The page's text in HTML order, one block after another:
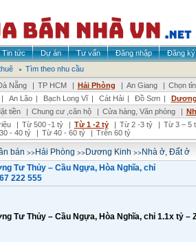
Tin tức Dự án Tư vấn Đăng nhập Đăng ký
Tìm theo nhu cầu
Nẵng | TP HCM | Hải Phòng | An Giang | Chọn
| An Lão | Bạch Long Vĩ | Cát Hải | Đồ Sơn |
tiền | Chung cư ,căn hộ | Cửa hàng, Văn phòng |
| Từ 500 -1 tỷ | Từ 1 -2 tỷ | Từ 2 -3 tỷ | Từ 3 – 5
- 40 tỷ | Từ 40 - 60 tỷ | Trên 60 tỷ
bán >>Hải Phòng >>Dương Kinh >>Nhà ở, Đất ở
Tư Thủy – Cầu Ngựa, Hòa Nghĩa, chỉ
222 555
Tư Thủy – Cầu Ngựa, Hòa Nghĩa, chỉ 1.1x tỷ –